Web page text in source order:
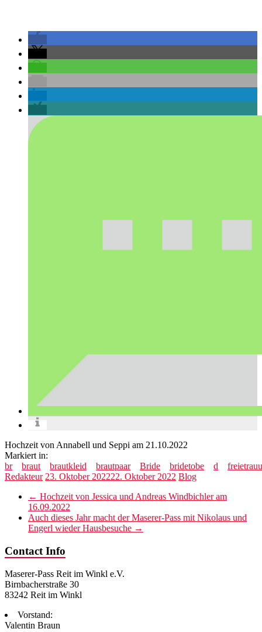
Hochzeit von Annabell und Seppi am 21.10.2022
Markiert in:
br
braut brautkleid brautpaar Bride bridetobe d
Redakteur 23. Oktober 202222. Oktober 2022 Blog
← Hochzeit von Jessica und Andreas Windbichler am
16.09.2022
Auch dieses Jahr macht der Maserer-Pass mit Nikolaus und
Engerl wieder Hausbesuche →
Contact Info
Maserer-Pass Reit im Winkl e.V.
Birnbacherstraße 30
83242 Reit im Winkl
Vorstand:
Valentin Braun